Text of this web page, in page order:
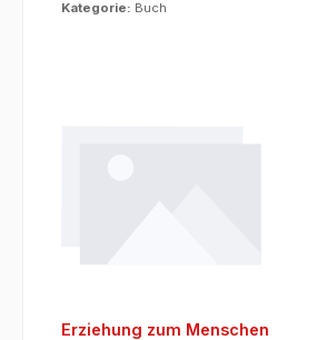
Kategorie: Buch
Erziehung zum Menschen